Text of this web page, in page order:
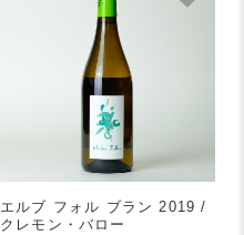
エルブ フォル ブラン 2019 /
クレモン・バロー